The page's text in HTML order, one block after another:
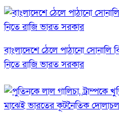
বাংলাদেশে ঠেলে পাঠানো সোনালি
নিতে রাজি ভারত সরকার